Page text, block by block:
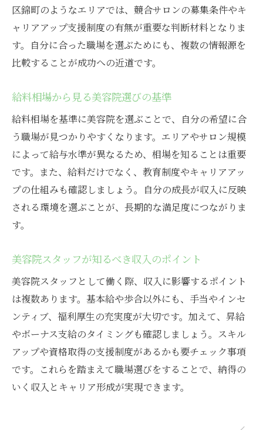
区錦町のようなエリアでは、競合サロンの募集条件やキ
ャリアアップ支援制度の有無が重要な判断材料となりま
す。自分に合った職場を選ぶためにも、複数の情報源を
比較することが成功への近道です。
給料相場から見る美容院選びの基準
給料相場を基準に美容院を選ぶことで、自分の希望に合
う職場が見つかりやすくなります。エリアやサロン規模
によって給与水準が異なるため、相場を知ることは重要
です。また、給料だけでなく、教育制度やキャリアアッ
プの仕組みも確認しましょう。自分の成長が収入に反映
される環境を選ぶことが、長期的な満足度につながりま
す。
美容院スタッフが知るべき収入のポイント
美容院スタッフとして働く際、収入に影響するポイント
は複数あります。基本給や歩合以外にも、手当やインセ
ンティブ、福利厚生の充実度が大切です。加えて、昇給
やボーナス支給のタイミングも確認しましょう。スキル
アップや資格取得の支援制度があるかも要チェック事項
です。これらを踏まえて職場選びをすることで、納得の
いく収入とキャリア形成が実現できます。